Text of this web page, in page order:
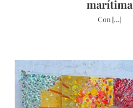
marítima
Con [...]